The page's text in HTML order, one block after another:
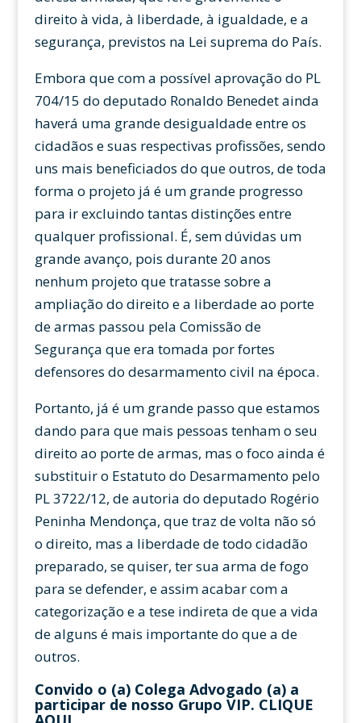
direito à vida, à liberdade, à igualdade, e a
segurança, previstos na Lei suprema do País.
Embora que com a possível aprovação do PL
704/15 do deputado Ronaldo Benedet ainda
haverá uma grande desigualdade entre os
cidadãos e suas respectivas profissões, sendo
uns mais beneficiados do que outros, de toda
forma o projeto já é um grande progresso
para ir excluindo tantas distinções entre
qualquer profissional. É, sem dúvidas um
grande avanço, pois durante 20 anos
nenhum projeto que tratasse sobre a
ampliação do direito e a liberdade ao porte
de armas passou pela Comissão de
Segurança que era tomada por fortes
defensores do desarmamento civil na época.
Portanto, já é um grande passo que estamos
dando para que mais pessoas tenham o seu
direito ao porte de armas, mas o foco ainda é
substituir o Estatuto do Desarmamento pelo
PL 3722/12, de autoria do deputado Rogério
Peninha Mendonça, que traz de volta não só
o direito, mas a liberdade de todo cidadão
preparado, se quiser, ter sua arma de fogo
para se defender, e assim acabar com a
categorização e a tese indireta de que a vida
de alguns é mais importante do que a de
outros.
Convido o (a) Colega Advogado (a) a
participar de nosso Grupo VIP. CLIQUE